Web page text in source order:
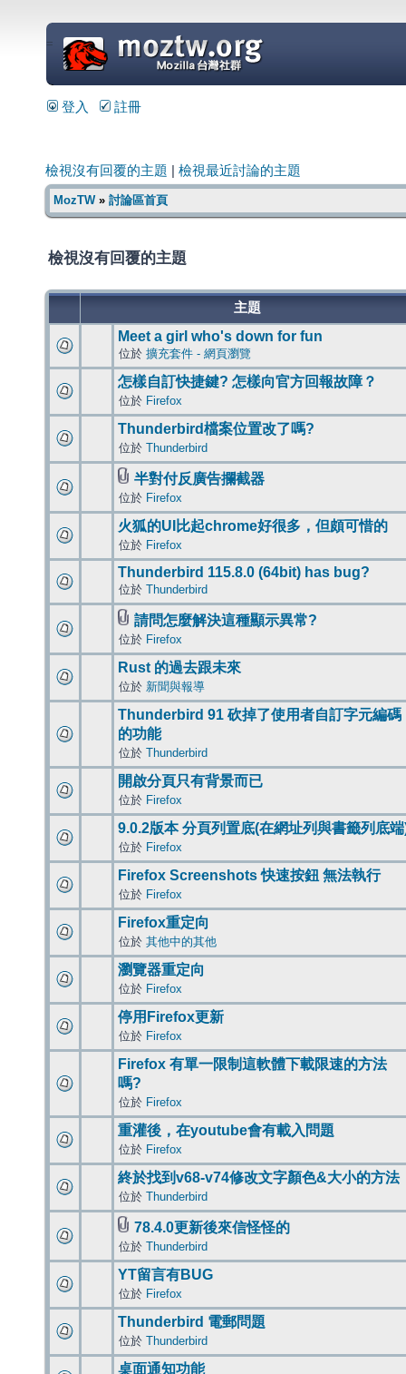
=
登入 註冊
檢視沒有回覆的主題 檢視最近討論的主題
MozTW» 討論區首頁
檢視沒有回覆的主題
主題
Meet a girl who's down for fun
位於 擴充套件 - 網頁瀏覽
怎樣自訂快捷鍵? 怎樣向官方回報故障？
位於 Firefox
Thunderbird檔案位置改了嗎?
位於 Thunderbird
半對付反廣告攔截器
位於 Firefox
火狐的UI比起chrome好很多，但頗可惜的
位於 Firefox
Thunderbird 115.8.0 (64bit) has bug?
位於 Thunderbird
請問怎麼解決這種顯示異常?
位於 Firefox
Rust 的過去跟未來
位於 新聞與報導
Thunderbird 91 砍掉了使用者自訂字元編碼
的功能
位於 Thunderbird
開啟分頁只有背景而已
位於 Firefox
9.0.2版本 分頁列置底(在網址列與書籤列底
位於 Firefox
Firefox Screenshots 快速按鈕 無法執行
位於 Firefox
Firefox重定向
位於 其他中的其他
瀏覽器重定向
位於 Firefox
停用Firefox更新
位於 Firefox
Firefox 有單一限制這軟體下載限速的方法
嗎?
位於 Firefox
重灌後，在youtube會有載入問題
位於 Firefox
終於找到v68-v74修改文字顏色&大小的方法
位於 Thunderbird
78.4.0更新後來信怪怪的
位於 Thunderbird
YT留言有BUG
位於 Firefox
Thunderbird 電郵問題
位於 Thunderbird
桌面通知功能